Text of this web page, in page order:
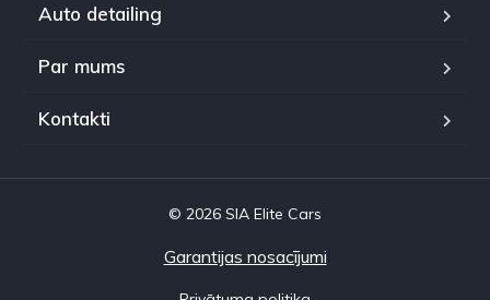
Auto detailing
Par mums
Kontakti
© 2026 SIA Elite Cars
Garantijas nosacījumi